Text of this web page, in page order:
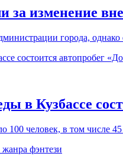
изменение
города, однако
в Кузбассе
100 человек, в том числе 45